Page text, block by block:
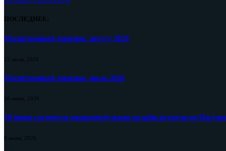
ПОСЛЕДНЕЕ:
Молитвенный дневник, август 2026
25 июля, 2026
Молитвенный дневник, июль 2026
26 июня, 2026
10 июня состоится ознакомительная онлайн-встреча по
8 июня, 2026